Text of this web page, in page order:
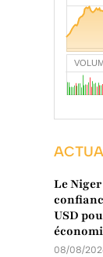
Le
USD
08/08/